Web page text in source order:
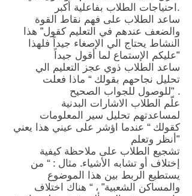
احنياجات الطلاب بفاعلية أكبر.
ساعد الطلاب على فهم نقاط القوة
والضعف عندهم في التعليم كقول” هذا
النشاط يحتاج الي الإصغاء جيداً فلهذا
عليكم الإستماع لما أقول جيداً”
ساعد الطلاب ذوي عجز التعليم الي
تحليل نجاحهم بقولك “ ماذا فعلت
للوصول للجواب الصحيح” .
علّم الطلاب الاشارات البدنية
لمساعدتهم تحليل سير المعلومات
كقولك “ عندما اؤشر على عيني هذا يعني
أنظر وتعلم”
تشجيع الطلاب على ملاحظة كيفية
إختلاف أو تشابه الأشياء. مثال : “ من
يستطيع الربط بين هذا الموضوع
والمساكن الشعبية” ، “ هناك اختلاف